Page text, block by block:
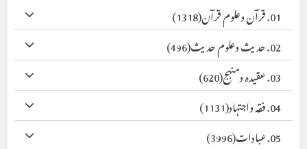
01. قرآن وعلوم قرآن
(1318)
02. حدیث وعلوم حدیث
(496)
03. عقیدہ ومنہج
(620)
04. فقہ واجتہاد
(1131)
05. عبادات
(3996)